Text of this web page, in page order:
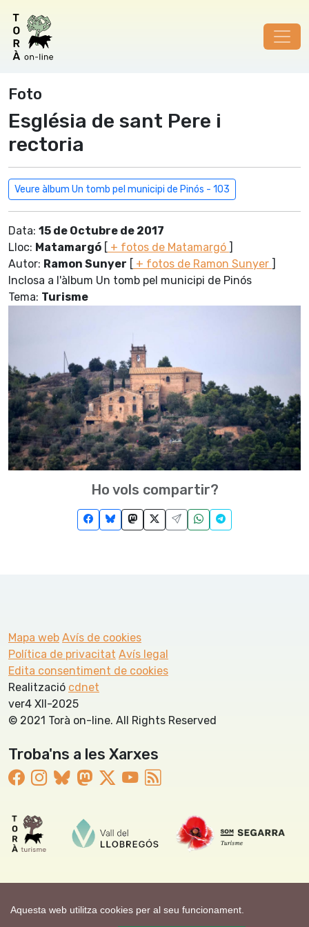
Aquesta web utilitza cookies per al seu funcionament.
Foto
Església de sant Pere i
rectoria
Veure àlbum Un tomb pel municipi de Pinós - 103
Data: 15 de Octubre de 2017
Lloc: Matamargó [ + fotos de Matamargó ]
Autor: Ramon Sunyer [ + fotos de Ramon Sunyer ]
Inclosa a l'àlbum Un tomb pel municipi de Pinós
Tema: Turisme
Ho vols compartir?
Mapa web Avís de cookies
Política de privacitat Avís legal
Edita consentiment de cookies
Realització cdnet
ver4 XII-2025
© 2021 Torà on-line. All Rights Reserved
Troba'ns a les Xarxes